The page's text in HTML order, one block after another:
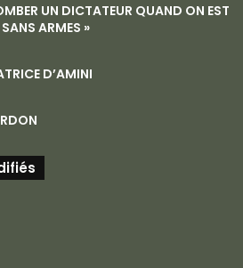
UN DICTATEUR QUAND ON EST
ARMES »
D’AMINI